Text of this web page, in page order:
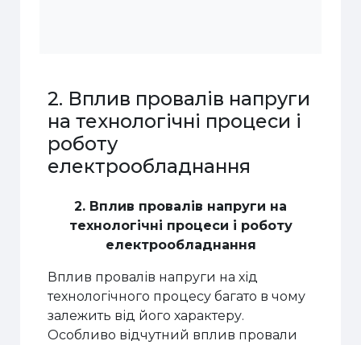
2. Вплив провалів напруги
на технологічні процеси і
роботу
електрообладнання
2. Вплив провалів напруги на
технологічні процеси і роботу
електрообладнання
Вплив провалів напруги на хід
технологічного процесу багато в чому
залежить від його характеру.
Особливо відчутний вплив провали